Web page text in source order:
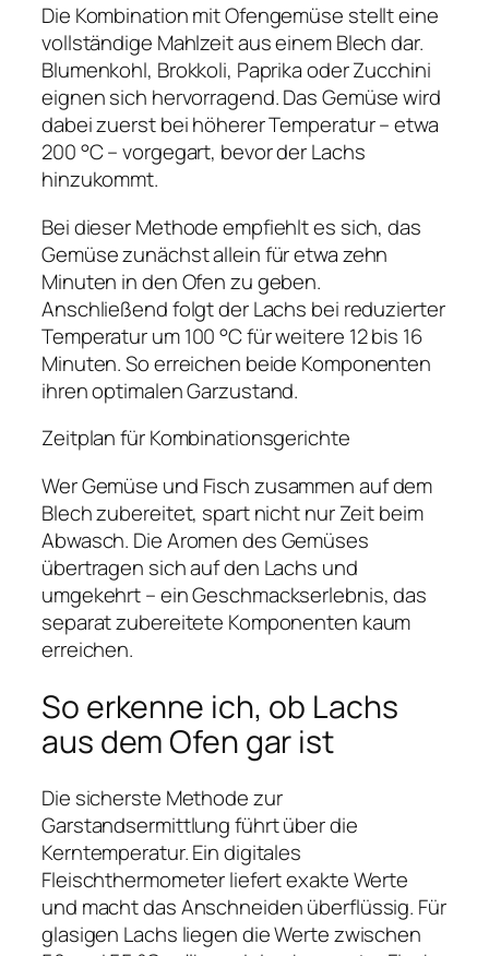
Die Kombination mit Ofengemüse stellt eine
vollständige Mahlzeit aus einem Blech dar.
Blumenkohl, Brokkoli, Paprika oder Zucchini
eignen sich hervorragend. Das Gemüse wird
dabei zuerst bei höherer Temperatur – etwa
200 °C – vorgegart, bevor der Lachs
hinzukommt.
Bei dieser Methode empfiehlt es sich, das
Gemüse zunächst allein für etwa zehn
Minuten in den Ofen zu geben.
Anschließend folgt der Lachs bei reduzierter
Temperatur um 100 °C für weitere 12 bis 16
Minuten. So erreichen beide Komponenten
ihren optimalen Garzustand.
Zeitplan für Kombinationsgerichte
Wer Gemüse und Fisch zusammen auf dem
Blech zubereitet, spart nicht nur Zeit beim
Abwasch. Die Aromen des Gemüses
übertragen sich auf den Lachs und
umgekehrt – ein Geschmackserlebnis, das
separat zubereitete Komponenten kaum
erreichen.
So erkenne ich, ob Lachs
aus dem Ofen gar ist
Die sicherste Methode zur
Garstandsermittlung führt über die
Kerntemperatur. Ein digitales
Fleischthermometer liefert exakte Werte
und macht das Anschneiden überflüssig. Für
glasigen Lachs liegen die Werte zwischen